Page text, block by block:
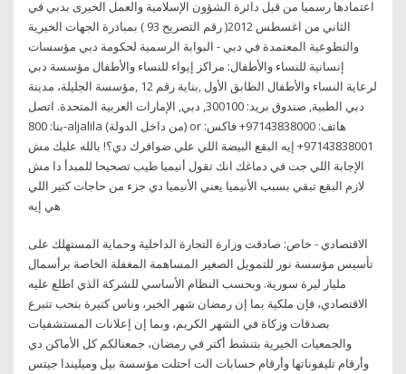
اعتمادها رسميا من قبل دائرة الشؤون الإسلامية والعمل الخيرى بدبي في
الثاني من اغسطس 2012( رقم التصريح 93 ) بمبادرة الجهات الخيرية
والتطوعية المعتمدة في دبي - البوابة الرسمية لحكومة دبي مؤسسات
إنسانية للنساء والأطفال: مراكز إيواء للنساء والأطفال مؤسسة دبي
لرعاية النساء والأطفال الطابق الأول ,بناية رقم 12 ,مؤسسة الجليلة، مدينة
دبي الطبية, صندوق بريد: 300100, دبي, الإمارات العربية المتحدة. اتصل
بنا: 800-aljalila (من داخل الدولة) or هاتف: 97143838000+ فاكس:
97143838001+ إيه البقع البيضة اللي علي ضوافرك دي؟! بالله عليك مش
الإجابة اللي جت في دماغك انك تقول أنيميا طيب تصحيحا للمبدأ دا مش
لازم البقع تبقي بسبب الأنيميا يعني الأنيميا دي جزء من حاجات كتير اللي
هي إيه
الاقتصادي - خاص: صادقت وزارة التجارة الداخلية وحماية المستهلك على
تأسيس مؤسسة نور للتمويل الصغير المساهمة المغفلة الخاصة برأسمال
مليار ليرة سورية. وبحسب النظام الأساسي للشركة الذي اطلع عليه
الاقتصادي، فإن ملكية بما إن رمضان شهر الخير، وناس كتيرة بتحب تتبرع
بصدقات وزكاة في الشهر الكريم، وبما إن إعلانات المستشفيات
والجمعيات الخيرية بتنشط أكتر في رمضان، جمعنالكم كل الأماكن دي
وأرقام تليفوناتها وأرقام حسابات الت احتلت مؤسسة بيل وميليندا جيتس